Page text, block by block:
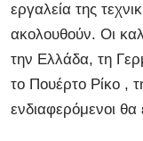
εργαλεία της
ακολουθούν. Οι
την Ελλάδα, τη
το Πουέρτο Ρίκο ,
ενδιαφερόμενοι